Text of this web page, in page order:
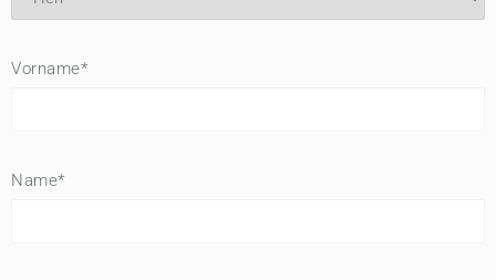
Vorname*
Name*